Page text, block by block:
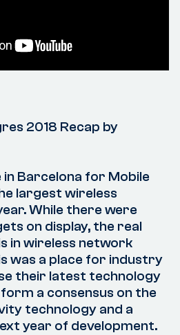
2018 Recap by
in Barcelona for Mobile
largest wireless
While there were
on display, the real
in wireless network
was a place for industry
their latest technology
a consensus on the
technology and a
year of development.